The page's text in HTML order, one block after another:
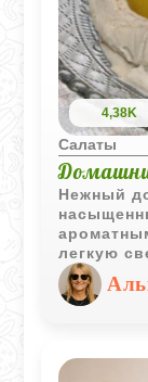
4,38K
Салаты
Нежный
легкую
текстуру